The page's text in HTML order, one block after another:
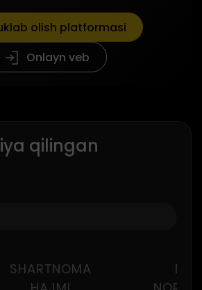
olish platformasi
Onlayn veb
qilingan
SHARTNOMA